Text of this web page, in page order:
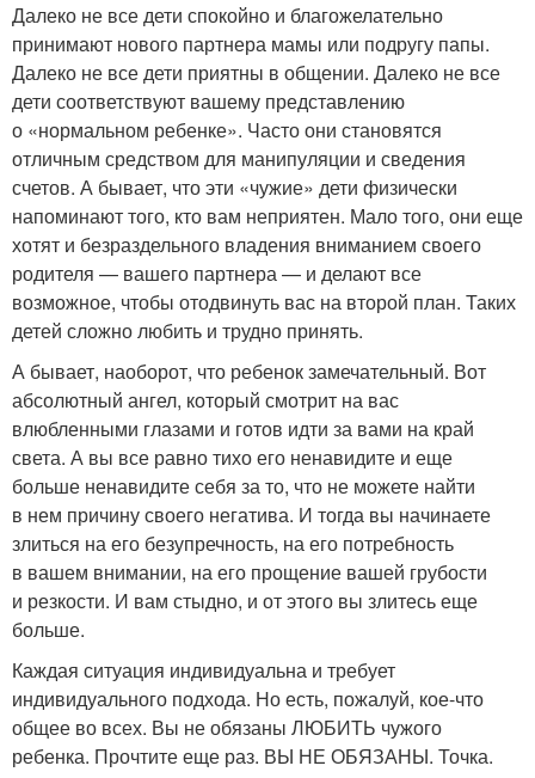
Далеко не все дети спокойно и благожелательно
принимают нового партнера мамы или подругу папы.
Далеко не все дети приятны в общении. Далеко не все
дети соответствуют вашему представлению
о «нормальном ребенке». Часто они становятся
отличным средством для манипуляции и сведения
счетов. А бывает, что эти «чужие» дети физически
напоминают того, кто вам неприятен. Мало того, они еще
хотят и безраздельного владения вниманием своего
родителя — вашего партнера — и делают все
возможное, чтобы отодвинуть вас на второй план. Таких
детей сложно любить и трудно принять.
А бывает, наоборот, что ребенок замечательный. Вот
абсолютный ангел, который смотрит на вас
влюбленными глазами и готов идти за вами на край
света. А вы все равно тихо его ненавидите и еще
больше ненавидите себя за то, что не можете найти
в нем причину своего негатива. И тогда вы начинаете
злиться на его безупречность, на его потребность
в вашем внимании, на его прощение вашей грубости
и резкости. И вам стыдно, и от этого вы злитесь еще
больше.
Каждая ситуация индивидуальна и требует
индивидуального подхода. Но есть, пожалуй, кое-что
общее во всех. Вы не обязаны ЛЮБИТЬ чужого
ребенка. Прочтите еще раз. ВЫ НЕ ОБЯЗАНЫ. Точка.